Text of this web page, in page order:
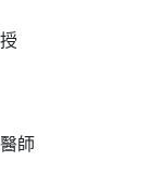
師